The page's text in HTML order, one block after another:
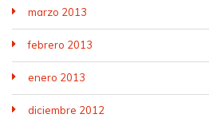
marzo 2013
febrero 2013
enero 2013
diciembre 2012